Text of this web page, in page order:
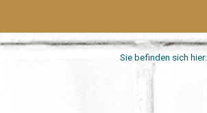
Sie befinden sich hier: